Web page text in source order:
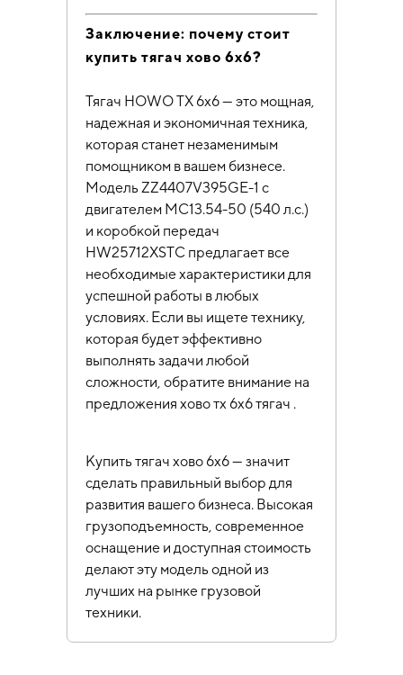
Заключение: почему стоит
купить тягач хово 6х6?
Тягач HOWO TX 6х6 — это мощная,
надежная и экономичная техника,
которая станет незаменимым
помощником в вашем бизнесе.
Модель ZZ4407V395GE-1 с
двигателем MC13.54-50 (540 л.с.)
и коробкой передач
HW25712XSTC предлагает все
необходимые характеристики для
успешной работы в любых
условиях. Если вы ищете технику,
которая будет эффективно
выполнять задачи любой
сложности, обратите внимание на
предложения хово тх 6х6 тягач .
Купить тягач хово 6х6 — значит
сделать правильный выбор для
развития вашего бизнеса. Высокая
грузоподъемность, современное
оснащение и доступная стоимость
делают эту модель одной из
лучших на рынке грузовой
техники.